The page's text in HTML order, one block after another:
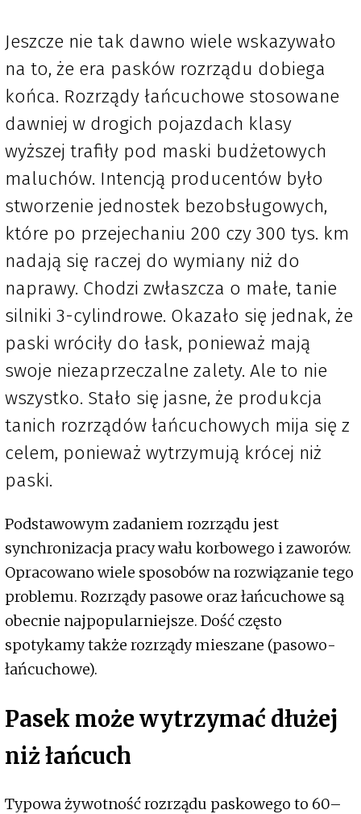
Jeszcze nie tak dawno wiele wskazywało
na to, że era pasków rozrządu dobiega
końca. Rozrządy łańcuchowe stosowane
dawniej w drogich pojazdach klasy
wyższej trafiły pod maski budżetowych
maluchów. Intencją producentów było
stworzenie jednostek bezobsługowych,
które po przejechaniu 200 czy 300 tys. km
nadają się raczej do wymiany niż do
naprawy. Chodzi zwłaszcza o małe, tanie
silniki 3-cylindrowe. Okazało się jednak, że
paski wróciły do łask, ponieważ mają
swoje niezaprzeczalne zalety. Ale to nie
wszystko. Stało się jasne, że produkcja
tanich rozrządów łańcuchowych mija się z
celem, ponieważ wytrzymują krócej niż
paski.
Podstawowym zadaniem rozrządu jest
synchronizacja pracy wału korbowego i zaworów.
Opracowano wiele sposobów na rozwiązanie tego
problemu. Rozrządy pasowe oraz łańcuchowe są
obecnie najpopularniejsze. Dość często
spotykamy także rozrządy mieszane (pasowo-
łańcuchowe).
Pasek może wytrzymać dłużej
niż łańcuch
Typowa żywotność rozrządu paskowego to 60–